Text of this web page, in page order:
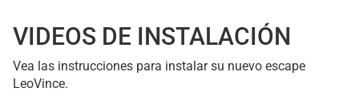
VIDEOS DE INSTALACIÓN
Vea las instrucciones para instalar su nuevo escape
LeoVince.